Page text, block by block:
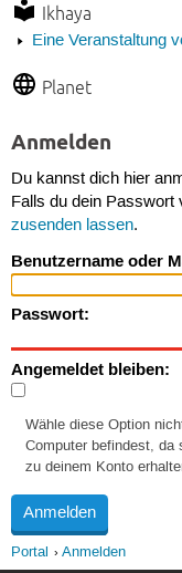
Ikhaya
Eine Veranstaltung
Planet
Anmelden
Du kannst dich hier
Falls du dein
zusenden lassen.
Benutzername oder
Passwort:
Angemeldet bleiben:
Wähle diese Option
Computer befindest, da
zu deinem Konto
Portal Anmelden